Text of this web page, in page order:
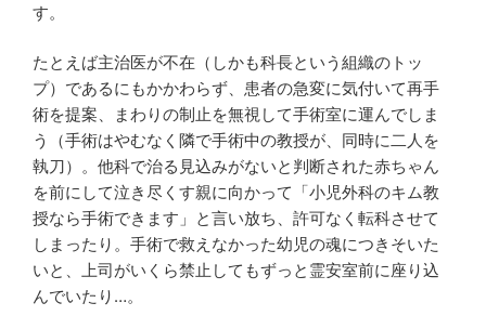
す。
たとえば主治医が不在（しかも科長という組織のトッ
プ）であるにもかかわらず、患者の急変に気付いて再手
術を提案、まわりの制止を無視して手術室に運んでしま
う（手術はやむなく隣で手術中の教授が、同時に二人を
執刀）。他科で治る見込みがないと判断された赤ちゃん
を前にして泣き尽くす親に向かって「小児外科のキム教
授なら手術できます」と言い放ち、許可なく転科させて
しまったり。手術で救えなかった幼児の魂につきそいた
いと、上司がいくら禁止してもずっと霊安室前に座り込
んでいたり…。